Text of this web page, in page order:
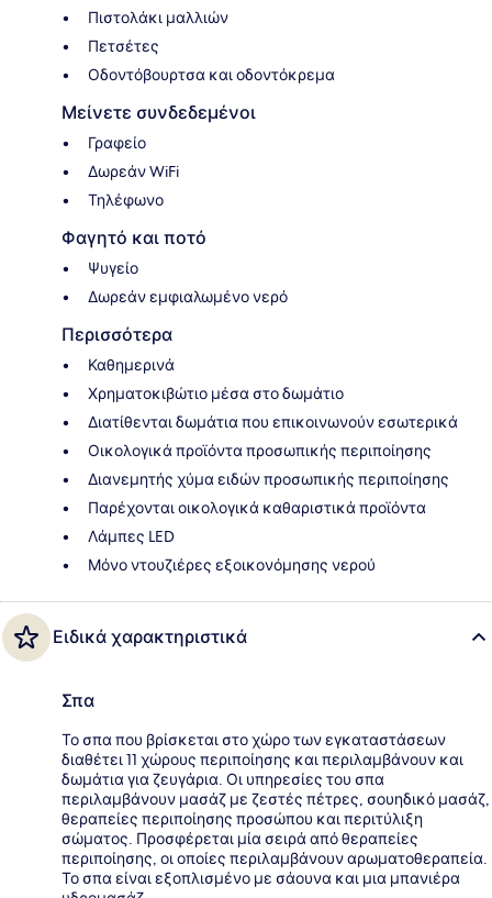
Πιστολάκι μαλλιών
Πετσέτες
Οδοντόβουρτσα και οδοντόκρεμα
Μείνετε συνδεδεμένοι
Γραφείο
Δωρεάν WiFi
Τηλέφωνο
Φαγητό και ποτό
Ψυγείο
Δωρεάν εμφιαλωμένο νερό
Περισσότερα
Καθημερινά
Χρηματοκιβώτιο μέσα στο δωμάτιο
Διατίθενται δωμάτια που επικοινωνούν εσωτερικά
Οικολογικά προϊόντα προσωπικής περιποίησης
Διανεμητής χύμα ειδών προσωπικής περιποίησης
Παρέχονται οικολογικά καθαριστικά προϊόντα
Λάμπες LED
Μόνο ντουζιέρες εξοικονόμησης νερού
Ειδικά χαρακτηριστικά
Σπα
Το σπα που βρίσκεται στο χώρο των εγκαταστάσεων
διαθέτει 11 χώρους περιποίησης και περιλαμβάνουν και
δωμάτια για ζευγάρια. Οι υπηρεσίες του σπα
περιλαμβάνουν μασάζ με ζεστές πέτρες, σουηδικό μασάζ,
θεραπείες περιποίησης προσώπου και περιτύλιξη
σώματος. Προσφέρεται μία σειρά από θεραπείες
περιποίησης, οι οποίες περιλαμβάνουν αρωματοθεραπεία.
Το σπα είναι εξοπλισμένο με σάουνα και μια μπανιέρα